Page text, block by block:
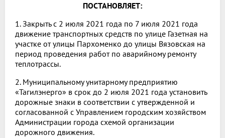
ПОСТАНОВЛЯЕТ:
1. Закрыть с 2 июля 2021 года по 7 июля 2021 года
движение транспортных средств по улице Газетная на
участке от улицы Пархоменко до улицы Вязовская на
период проведения работ по аварийному ремонту
теплотрассы.
2. Муниципальному унитарному предприятию
«Тагилэнерго» в срок до 2 июля 2021 года установить
дорожные знаки в соответствии с утвержденной и
согласованной с Управлением городским хозяйством
Администрации города схемой организации
дорожного движения.